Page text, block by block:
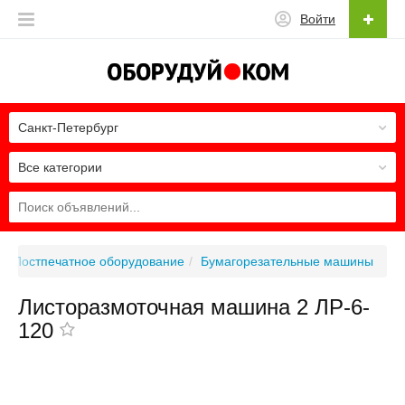
Войти
Все категории
Санкт-Петербург
Постпечатное оборудование Бумагорезательные машины
Листоразмоточная машина 2 ЛР-6-
120